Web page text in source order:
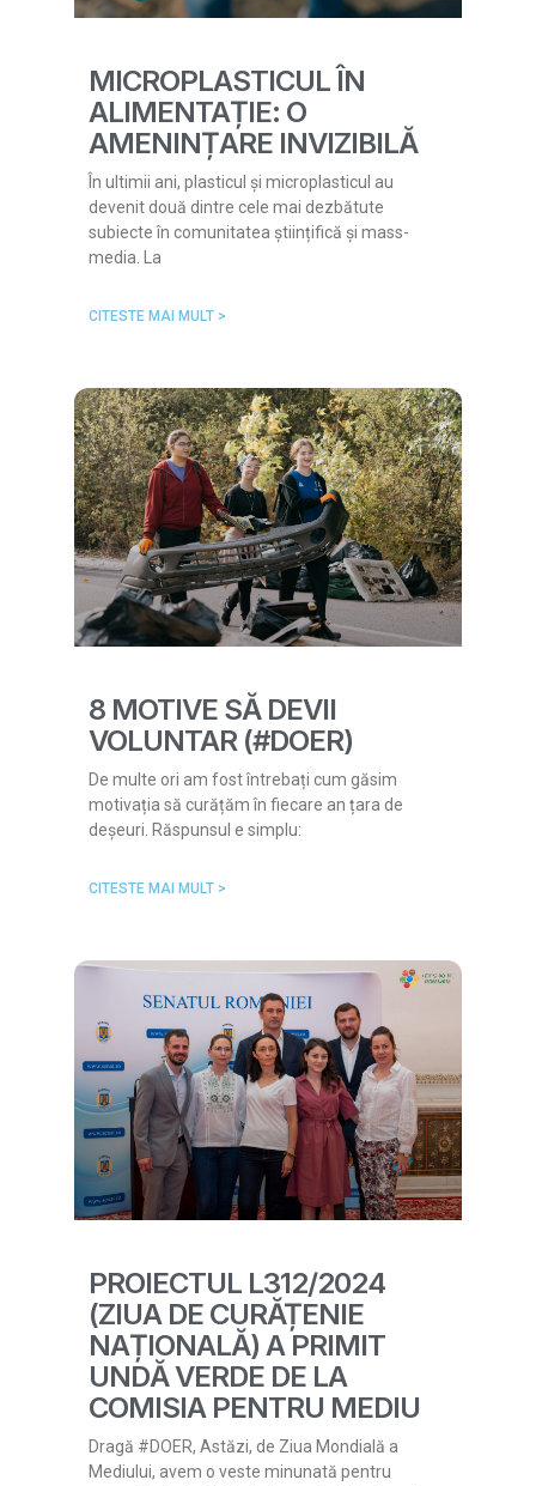
MICROPLASTICUL ÎN
ALIMENTAȚIE: O
AMENINȚARE INVIZIBILĂ
În ultimii ani, plasticul și microplasticul au
devenit două dintre cele mai dezbătute
subiecte în comunitatea științifică și mass-
media. La
CITESTE MAI MULT >
8 MOTIVE SĂ DEVII
VOLUNTAR (#DOER)
De multe ori am fost întrebați cum găsim
motivația să curățăm în fiecare an țara de
deșeuri. Răspunsul e simplu:
CITESTE MAI MULT >
PROIECTUL L312/2024
(ZIUA DE CURĂȚENIE
NAȚIONALĂ) A PRIMIT
UNDĂ VERDE DE LA
COMISIA PENTRU MEDIU
Dragă #DOER, Astăzi, de Ziua Mondială a
Mediului, avem o veste minunată pentru